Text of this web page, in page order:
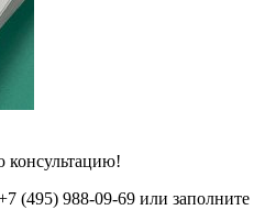
консультацию!
(495) 988-09-69 или заполните